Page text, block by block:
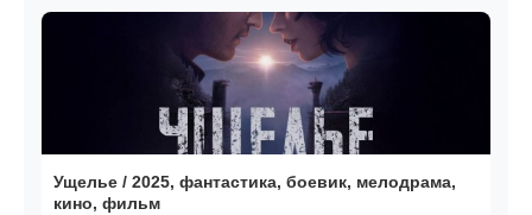
Ущелье / 2025, фантастика, боевик, мелодрама,
кино, фильм